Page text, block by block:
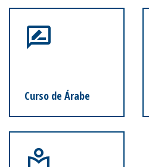
Curso de Árabe